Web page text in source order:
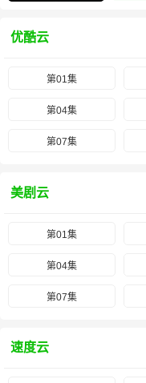
优酷云
第01集
第04集
第07集
美剧云
第01集
第04集
第07集
速度云